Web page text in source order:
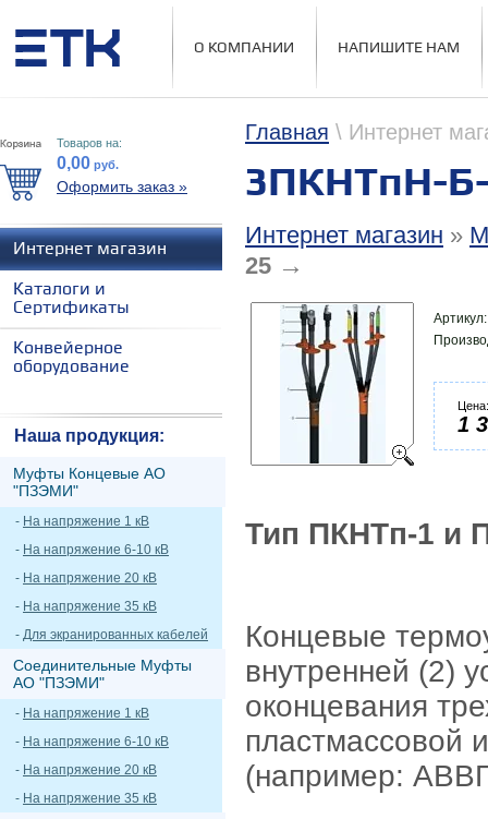
О КОМПАНИИ НАПИШИТЕ НАМ
Главная \ Интернет
3ПКНТпН-
Интернет магазин »
25 →
Цена:
1
Тип ПКНТп-1 и
Концевые
внутренней (2)
оконцевания
пластмассовой
(например:
Товаров на:
0,00 руб.
Оформить заказ »
Интернет магазин
Каталоги и
Сертификаты
Конвейерное
оборудование
Наша продукция:
Муфты Концевые АО
"ПЗЭМИ"
- На напряжение 1 кВ
- На напряжение 6-10 кВ
- На напряжение 20 кВ
- На напряжение 35 кВ
- Для экранированных кабелей
Соединительные Муфты
АО "ПЗЭМИ"
- На напряжение 1 кВ
- На напряжение 6-10 кВ
- На напряжение 20 кВ
- На напряжение 35 кВ